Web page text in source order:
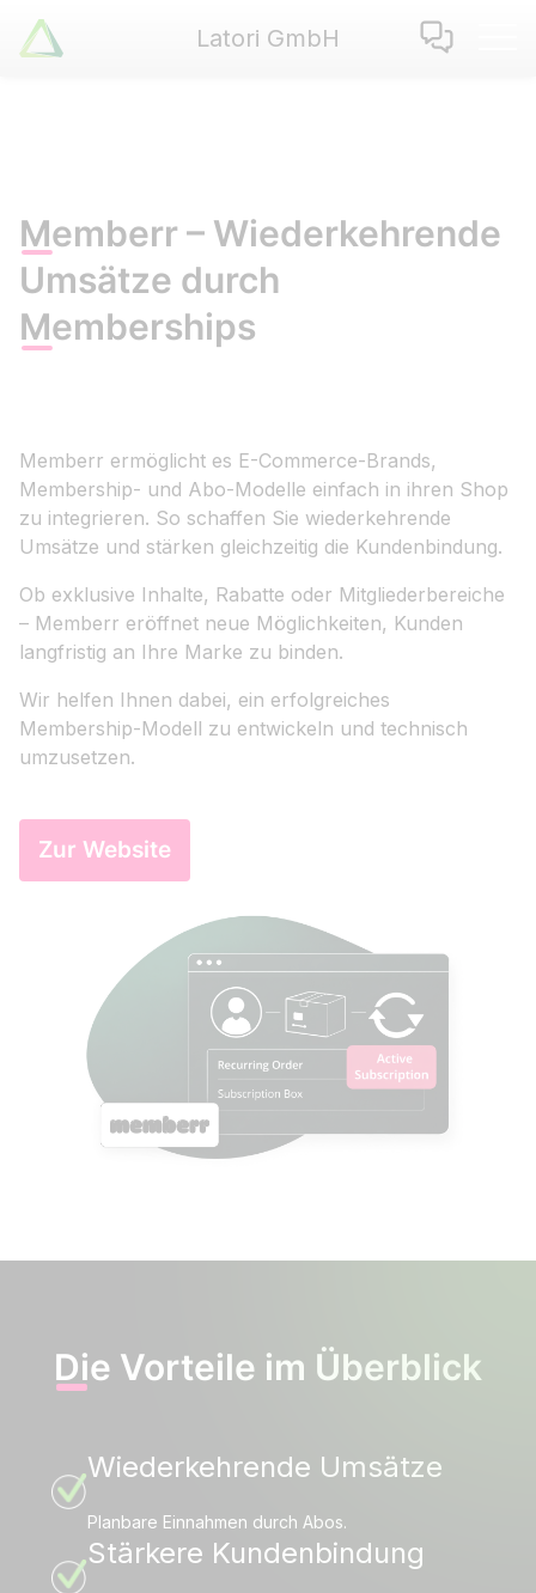
Latori GmbH Latori GmbH
Apps
EN DE
Memberr – Wiederkehrende
Umsätze durch
Memberships
Memberr ermöglicht es E-Commerce-Brands,
Membership- und Abo-Modelle einfach in ihren Shop
zu integrieren. So schaffen Sie wiederkehrende
Umsätze und stärken gleichzeitig die Kundenbindung.
Ob exklusive Inhalte, Rabatte oder Mitgliederbereiche
– Memberr eröffnet neue Möglichkeiten, Kunden
langfristig an Ihre Marke zu binden.
Wir helfen Ihnen dabei, ein erfolgreiches
Membership-Modell zu entwickeln und technisch
umzusetzen.
Zur Website
Die Vorteile im Überblick
Wiederkehrende Umsätze
Planbare Einnahmen durch Abos.
Stärkere Kundenbindung